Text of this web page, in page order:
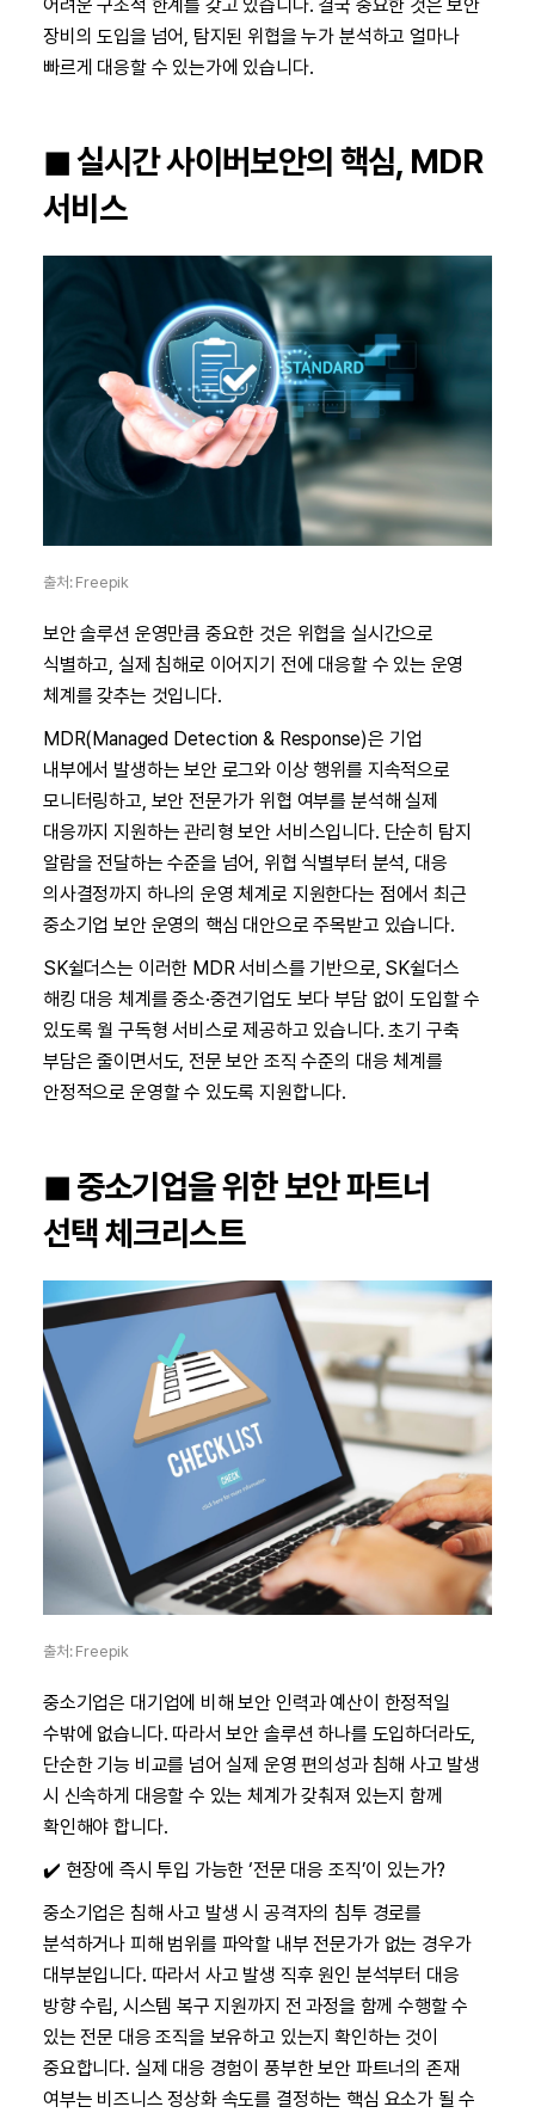
어려운 구조적 한계를 갖고 있습니다. 결국 중요한 것은 보안
장비의 도입을 넘어, 탐지된 위협을 누가 분석하고 얼마나
빠르게 대응할 수 있는가에 있습니다.
◼︎ 실시간 사이버보안의 핵심, MDR
서비스
출처: Freepik
보안 솔루션 운영만큼 중요한 것은 위협을 실시간으로
식별하고, 실제 침해로 이어지기 전에 대응할 수 있는 운영
체계를 갖추는 것입니다.
MDR(Managed Detection & Response)은 기업
내부에서 발생하는 보안 로그와 이상 행위를 지속적으로
모니터링하고, 보안 전문가가 위협 여부를 분석해 실제
대응까지 지원하는 관리형 보안 서비스입니다. 단순히 탐지
알람을 전달하는 수준을 넘어, 위협 식별부터 분석, 대응
의사결정까지 하나의 운영 체계로 지원한다는 점에서 최근
중소기업 보안 운영의 핵심 대안으로 주목받고 있습니다.
SK쉴더스는 이러한 MDR 서비스를 기반으로, SK쉴더스
해킹 대응 체계를 중소·중견기업도 보다 부담 없이 도입할 수
있도록 월 구독형 서비스로 제공하고 있습니다. 초기 구축
부담은 줄이면서도, 전문 보안 조직 수준의 대응 체계를
안정적으로 운영할 수 있도록 지원합니다.
◼︎ 중소기업을 위한 보안 파트너
선택 체크리스트
출처: Freepik
중소기업은 대기업에 비해 보안 인력과 예산이 한정적일
수밖에 없습니다. 따라서 보안 솔루션 하나를 도입하더라도,
단순한 기능 비교를 넘어 실제 운영 편의성과 침해 사고 발생
시 신속하게 대응할 수 있는 체계가 갖춰져 있는지 함께
확인해야 합니다.
✔️ 현장에 즉시 투입 가능한 ‘전문 대응 조직’이 있는가?
중소기업은 침해 사고 발생 시 공격자의 침투 경로를
분석하거나 피해 범위를 파악할 내부 전문가가 없는 경우가
대부분입니다. 따라서 사고 발생 직후 원인 분석부터 대응
방향 수립, 시스템 복구 지원까지 전 과정을 함께 수행할 수
있는 전문 대응 조직을 보유하고 있는지 확인하는 것이
중요합니다. 실제 대응 경험이 풍부한 보안 파트너의 존재
여부는 비즈니스 정상화 속도를 결정하는 핵심 요소가 될 수